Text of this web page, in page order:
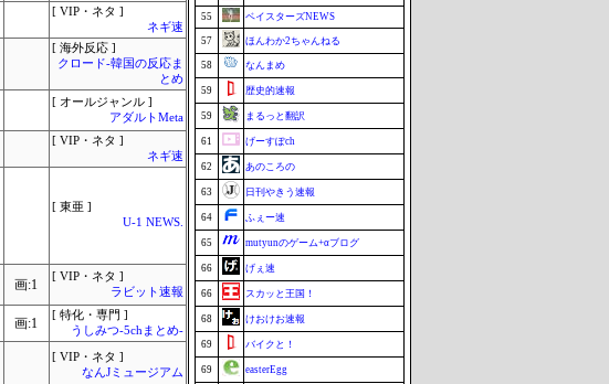
[ VIP・ネタ ]
ネギ速
[ 海外反応 ]
クロード-韓国の反応ま
とめ
[ オールジャンル ]
アダルトMeta
[ VIP・ネタ ]
ネギ速
[ 東亜 ]
U-1 NEWS.
画:1
[ VIP・ネタ ]
ラビット速報
画:1
[ 特化・専門 ]
うしみつ-5chまとめ-
[ VIP・ネタ ]
なんJミュージアム
55 ベイスターズNEWS
57 ほんわか2ちゃんねる
58 なんまめ
59 歴史的速報
59 まるっと翻訳
61 げーすぽch
62 あのころの
63 日刊やきう速報
64 ふぇー速
65 mutyunのゲーム+αブログ
66 げぇ速
66 スカッと王国！
68 けおけお速報
69 バイクと！
69 easterEgg